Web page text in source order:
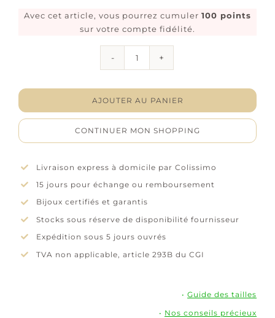
Avec cet article, vous pourrez cumuler 100 points
sur votre compte fidélité.
"Dorélia"
–
Plaqué
AJOUTER AU PANIER
CONTINUER MON SHOPPING
Livraison express à domicile par Colissimo
15 jours pour échange ou remboursement
Bijoux certifiés et garantis
Stocks sous réserve de disponibilité fournisseur
Expédition sous 5 jours ouvrés
TVA non applicable, article 293B du CGI
•Guide des tailles
• Nos conseils précieux